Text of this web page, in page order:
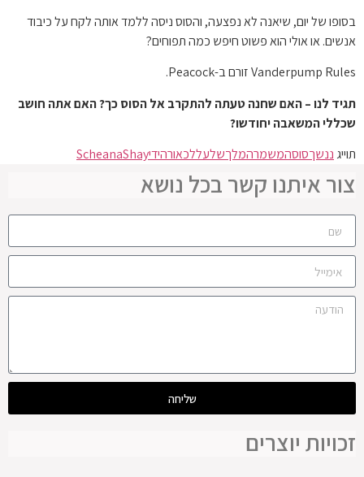
בסופו של יום, שיאנה לא נפצעה, והסוס ניסה ללמד אותה לקח על כיבוד
אנשים. או אולי הוא פשוט חיפש כמה תפוחים?
Vanderpump Rules זורם ב-Peacock.
תגיד לנו – האם שחנה טעתה להתקרב אל הסוס כך? האם אתה חושב
שכללי המשאבה יחודשו?
תוייג ננשךסוסהמשמרהמלךשלעללכאורהידי ScheanaShay
צור איתנו קשר בכל נושא
שליחה
זכויות יוצרים